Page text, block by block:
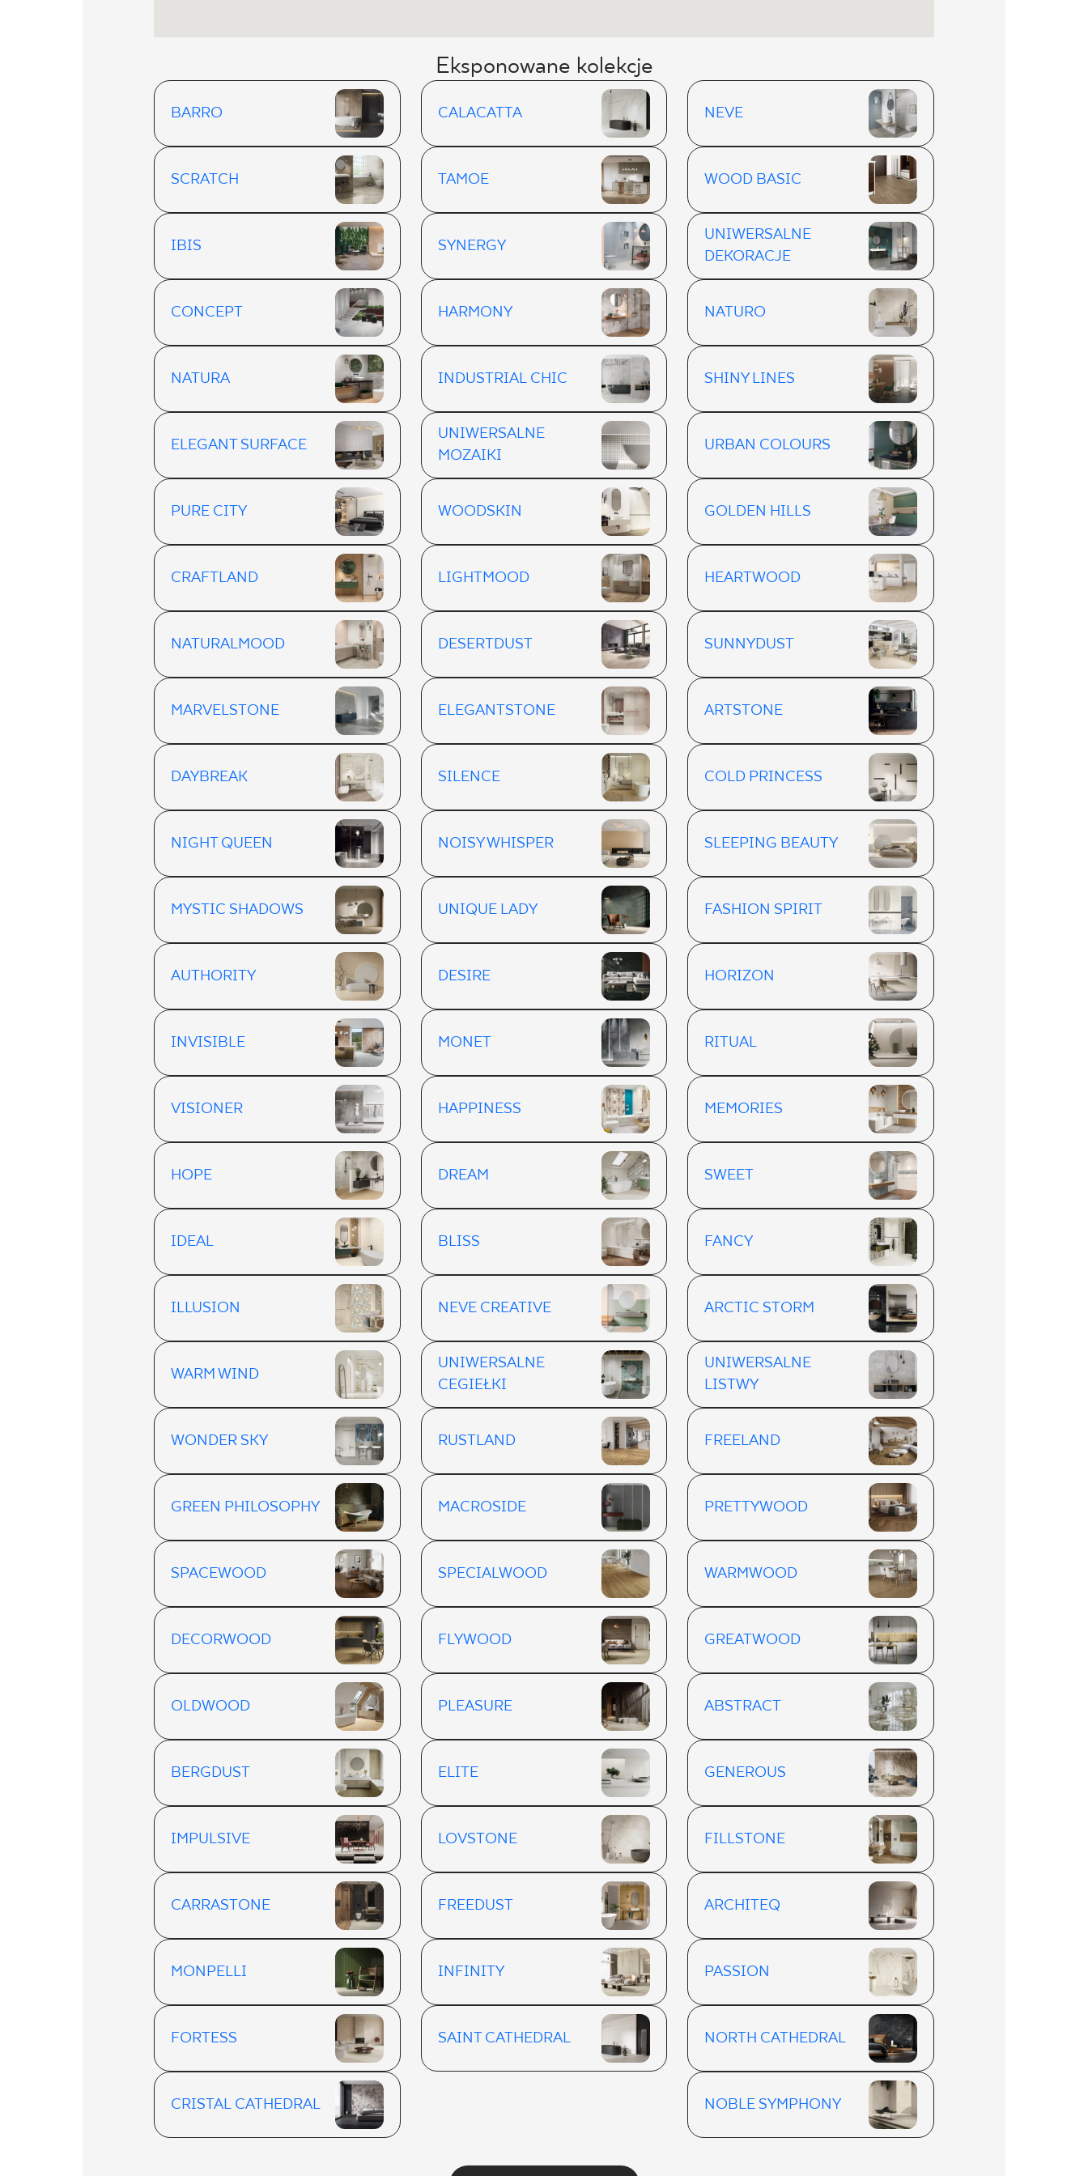
Eksponowane kolekcje
BARRO CALACATTA NEVE
SCRATCH TAMOE WOOD BASIC
IBIS SYNERGY
UNIWERSALNE
DEKORACJE
CONCEPT HARMONY NATURO
NATURA INDUSTRIAL CHIC SHINY LINES
ELEGANT SURFACE
UNIWERSALNE
MOZAIKI
URBAN COLOURS
PURE CITY WOODSKIN GOLDEN HILLS
CRAFTLAND LIGHTMOOD HEARTWOOD
NATURALMOOD DESERTDUST SUNNYDUST
MARVELSTONE ELEGANTSTONE ARTSTONE
DAYBREAK SILENCE COLD PRINCESS
NIGHT QUEEN NOISY WHISPER SLEEPING BEAUTY
MYSTIC SHADOWS UNIQUE LADY FASHION SPIRIT
AUTHORITY DESIRE HORIZON
INVISIBLE MONET RITUAL
VISIONER HAPPINESS MEMORIES
HOPE DREAM SWEET
IDEAL BLISS FANCY
ILLUSION NEVE CREATIVE ARCTIC STORM
WARM WIND
UNIWERSALNE
CEGIEŁKI
UNIWERSALNE
LISTWY
WONDER SKY RUSTLAND FREELAND
GREEN PHILOSOPHY MACROSIDE PRETTYWOOD
SPACEWOOD SPECIALWOOD WARMWOOD
DECORWOOD FLYWOOD GREATWOOD
OLDWOOD PLEASURE ABSTRACT
BERGDUST ELITE GENEROUS
IMPULSIVE LOVSTONE FILLSTONE
CARRASTONE FREEDUST ARCHITEQ
MONPELLI INFINITY PASSION
FORTESS SAINT CATHEDRAL NORTH CATHEDRAL
CRISTAL CATHEDRAL NOBLE SYMPHONY